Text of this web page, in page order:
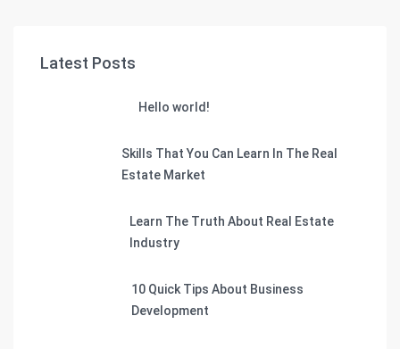
Latest Posts
Hello world!
Skills That You Can Learn In The Real
Estate Market
Learn The Truth About Real Estate
Industry
10 Quick Tips About Business
Development